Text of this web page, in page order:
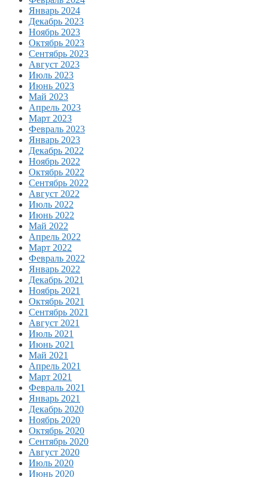
Январь 2024
Декабрь 2023
Ноябрь 2023
Октябрь 2023
Сентябрь 2023
Август 2023
Июль 2023
Июнь 2023
Май 2023
Апрель 2023
Март 2023
Февраль 2023
Январь 2023
Декабрь 2022
Ноябрь 2022
Октябрь 2022
Сентябрь 2022
Август 2022
Июль 2022
Июнь 2022
Май 2022
Апрель 2022
Март 2022
Февраль 2022
Январь 2022
Декабрь 2021
Ноябрь 2021
Октябрь 2021
Сентябрь 2021
Август 2021
Июль 2021
Июнь 2021
Май 2021
Апрель 2021
Март 2021
Февраль 2021
Январь 2021
Декабрь 2020
Ноябрь 2020
Октябрь 2020
Сентябрь 2020
Август 2020
Июль 2020
Июнь 2020